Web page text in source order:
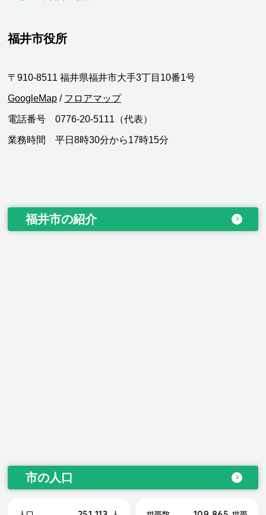
福井市役所
〒910-8511 福井県福井市大手3丁目10番1号
GoogleMap / フロアマップ
電話番号 0776-20-5111（代表）
業務時間 平日8時30分から17時15分
福井市の紹介
市の人口